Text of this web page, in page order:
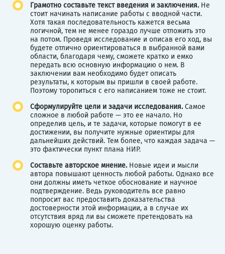
Грамотно составьте текст введения и заключения. Не
стоит начинать написание работы с вводной части.
Хотя такая последовательность кажется весьма
логичной, тем не менее гораздо лучше отложить это
на потом. Проведя исследование и описав его ход, вы
будете отлично ориентироваться в выбранной вами
области, благодаря чему, сможете кратко и емко
передать всю основную информацию о нем. В
заключении вам необходимо будет описать
результаты, к которым вы пришли в своей работе.
Поэтому торопиться с его написанием тоже не стоит.
Сформулируйте цели и задачи исследования.Самое
сложное в любой работе — это ее начало. Но
определив цель, и те задачи, которые помогут в ее
достижении, вы получите нужные ориентиры для
дальнейших действий. Тем более, что каждая задача —
это фактически пункт плана НИР.
Составьте авторское мнение. Новые идеи и мысли
автора повышают ценность любой работы. Однако все
они должны иметь четкое обоснование и научное
подтверждение. Ведь руководитель все равно
попросит вас предоставить доказательства
достоверности этой информации, а в случае их
отсутствия вряд ли вы сможете претендовать на
хорошую оценку работы.